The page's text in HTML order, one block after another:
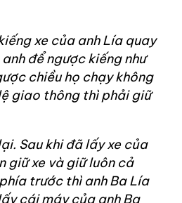
xe của anh Lía quay
để ngược kiếng như
chiều họ chạy không
giao thông thì phải giữ
Sau khi đã lấy xe của
giữ xe và giữ luôn cả
trước thì anh Ba Lía
cái máy của anh Ba